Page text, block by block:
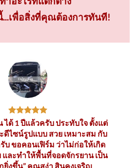
เพื่อสิ่งที่คุณต้องการทันที!
ได้ 1 ปีแล้วครับ ประทับใจ ตั้งแต่
ดีไซน์รูปแบบ สวย เหมาะสม กับ
ขอคอนเฟิร์ม ว่าไม่ก่อให้เกิด
และทำให้พื้นที่จอดจักรยาน เป็น
ยิ่งขึ้น” คุณสง่า สินคงเจริญ